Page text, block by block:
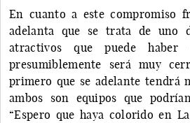
En cuanto a este compromiso
adelanta que se trata de uno
atractivos que puede
presumiblemente será muy
primero que se adelante tendrá
ambos son equipos que
“Espero que haya colorido en